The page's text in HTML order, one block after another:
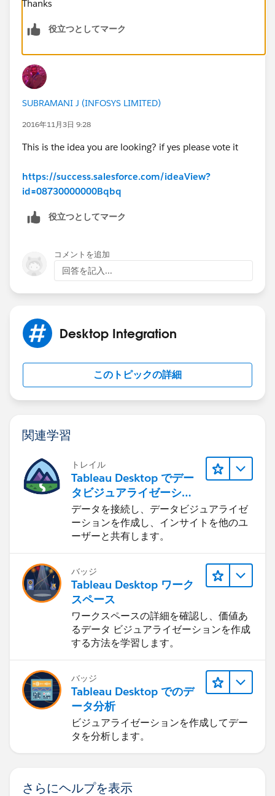
Thanks
役立つとしてマーク
SUBRAMANI J (INFOSYS LIMITED)
2016年11月3日 9:28
This is the idea you are looking? if yes please vote it
https://success.salesforce.com/ideaView?
id=08730000000Bqbq
役立つとしてマーク
コメントを追加
回答を記入...
Desktop Integration
このトピックの詳細
関連学習
トレイル
Tableau Desktop でデー
タビジュアライゼーショ
ンをはじめる
データを接続し、データビジュアライゼ
ーションを作成し、インサイトを他のユ
ーザーと共有します。
バッジ
Tableau Desktop ワーク
スペース
ワークスペースの詳細を確認し、価値あ
るデータ ビジュアライゼーションを作成
する方法を学習します。
バッジ
Tableau Desktop でのデ
ータ分析
ビジュアライゼーションを作成してデー
タを分析します。
さらにヘルプを表示